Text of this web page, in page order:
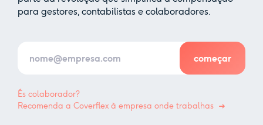
para gestores, contabilistas e colaboradores.
És colaborador?
Recomenda a Coverflex à empresa onde trabalhas